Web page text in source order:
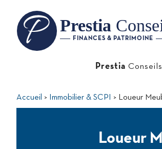
Prestia
FINANCES & PATRIMOINE
Prestia Conseils
Accueil Immobilier & SCPI Loueur
Loueur